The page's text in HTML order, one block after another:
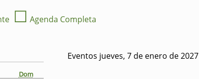
☐ Agenda Completa
Dom
Eventos jueves, 7 de enero de 2027